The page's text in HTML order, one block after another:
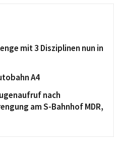
mit 3 Disziplinen nun in
A4
nach
am S-Bahnhof MDR,